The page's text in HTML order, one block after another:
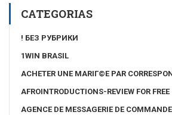
CATEGORIAS
! БЕЗ РУБРИКИ
1WIN BRASIL
ACHETER UNE MARIГ©E PAR
AFROINTRODUCTIONS-REVIEW FOR FREE
AGENCE DE MESSAGERIE DE